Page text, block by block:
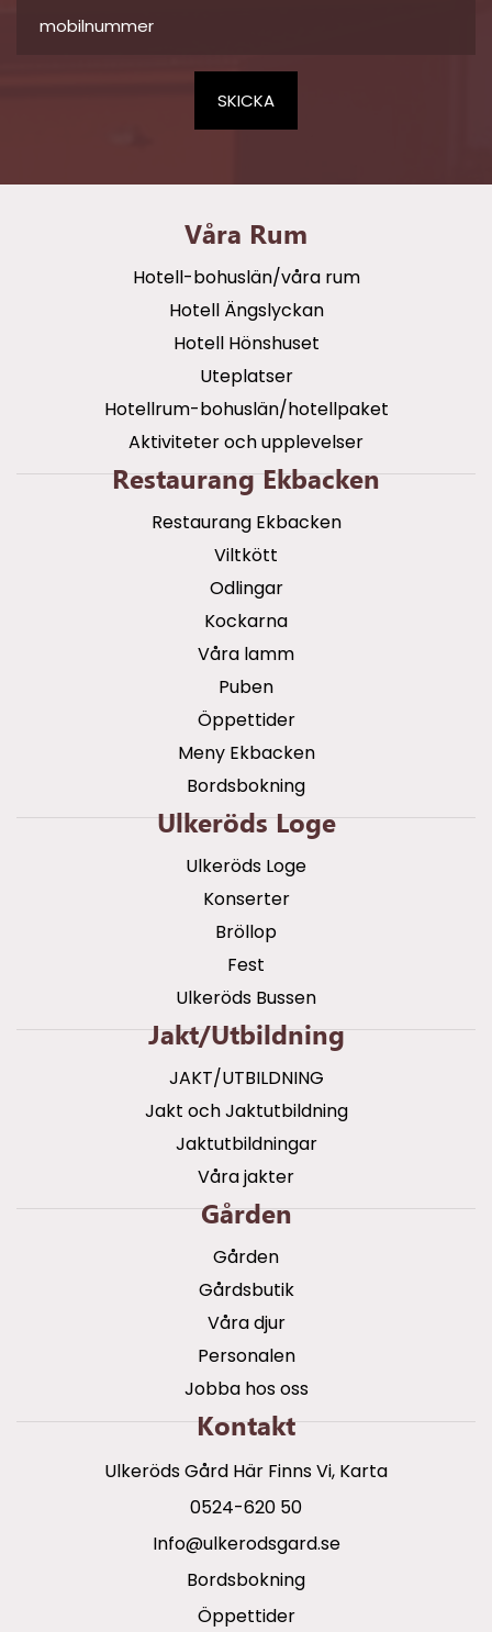
Våra Rum
Hotell-bohuslän/våra rum
Hotell Ängslyckan
Hotell Hönshuset
Uteplatser
Hotellrum-bohuslän/hotellpaket
Aktiviteter och upplevelser
Restaurang Ekbacken
Restaurang Ekbacken
Viltkött
Odlingar
Kockarna
Våra lamm
Puben
Öppettider
Meny Ekbacken
Bordsbokning
Ulkeröds Loge
Ulkeröds Loge
Konserter
Bröllop
Fest
Ulkeröds Bussen
Jakt/utbildning
JAKT/UTBILDNING
Jakt och Jaktutbildning
Jaktutbildningar
Våra jakter
Gården
Gården
Gårdsbutik
Våra djur
Personalen
Jobba hos oss
Kontakt
Ulkeröds Gård Här Finns Vi, Karta
0524-620 50
info@ulkerodsgard.se
Bordsbokning
Öppettider